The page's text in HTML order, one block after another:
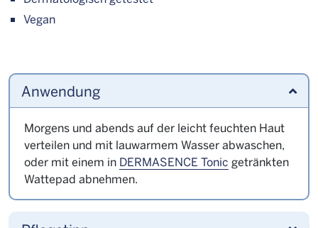
Vegan
Anwendung
Morgens und abends auf der leicht feuchten Haut
verteilen und mit lauwarmem Wasser abwaschen,
oder mit einem in DERMASENCE Tonic getränkten
Wattepad abnehmen.